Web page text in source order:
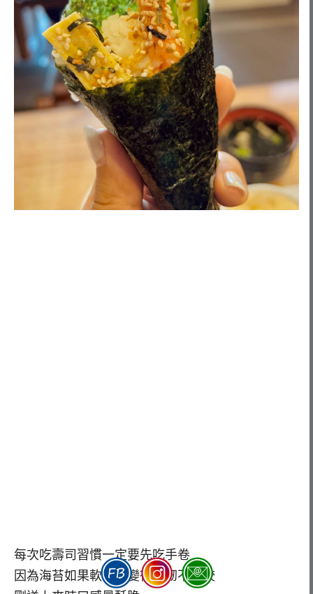
每次吃壽司習慣一定要先吃手卷
因為海苔如果軟到會變得很韌不好咬